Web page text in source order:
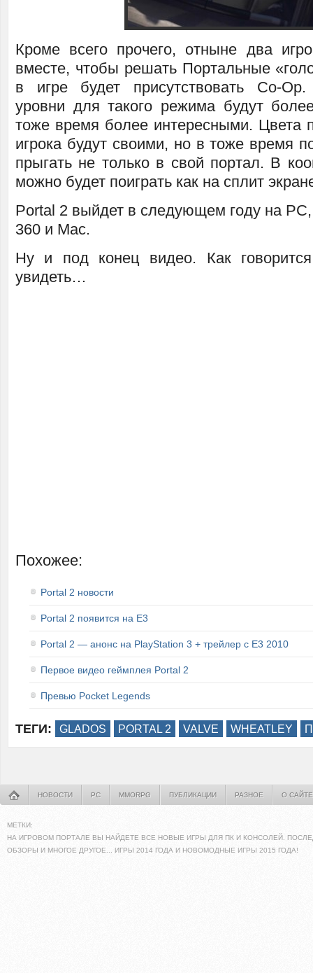
Кроме всего прочего, отныне два
вместе, чтобы решать Портальные
в игре будет присутствовать Co-
уровни для такого режима будут
тоже время более интересными. Цвета
игрока будут своими, но в тоже время
прыгать не только в свой портал. В
можно будет поиграть как на сплит
Portal 2 выйдет в следующем году на
360 и Mac.
Ну и под конец видео. Как
увидеть…
Похожее:
Portal 2 новости
Portal 2 появится на E3
Portal 2 — анонс на PlayStation 3 + трейлер с E3 2010
Первое видео геймплея Portal 2
Превью Pocket Legends
ТЕГИ: GLADOS PORTAL 2 VALVE WHEATLEY
НОВОСТИ PC MMORPG ПУБЛИКАЦИИ РАЗНОЕ О САЙТЕ
МЕТКИ:
НА ИГРОВОМ ПОРТАЛЕ ВЫ НАЙДЕТЕ ВСЕ НОВЫЕ ИГРЫ ДЛЯ ПК И КОНСОЛЕЙ.
ОБЗОРЫ И МНОГОЕ ДРУГОЕ... ИГРЫ 2014 ГОДА И НОВОМОДНЫЕ ИГРЫ 2015 ГОДА!